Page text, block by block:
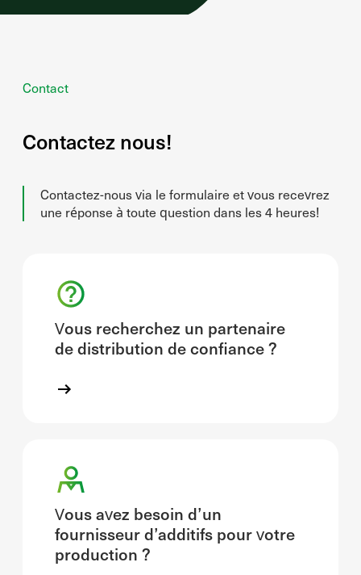
Contact
Contactez nous!
Contactez-nous via le formulaire et vous recevrez
une réponse à toute question dans les 4 heures!
Vous recherchez un partenaire
de distribution de confiance ?
Vous avez besoin d’un
fournisseur d’additifs pour votre
production ?